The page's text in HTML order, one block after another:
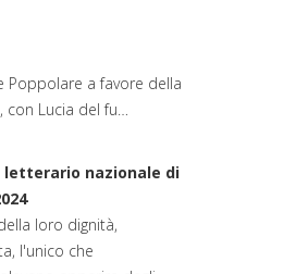
Poppolare a favore della
con Lucia del fu…
letterario nazionale di
loro dignità,
l'unico che